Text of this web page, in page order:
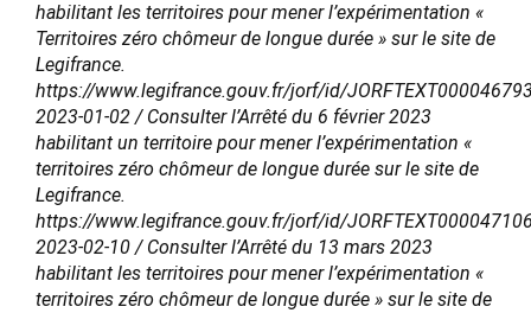
habilitant les territoires pour mener l’expérimentation «
Territoires zéro chômeur de longue durée » sur le site de
Legifrance.
https://www.legifrance.gouv.fr/jorf/id/
2023-01-02 / Consulter l’Arrêté du 6 février 2023
habilitant un territoire pour mener l’expérimentation «
territoires zéro chômeur de longue durée sur le site de
Legifrance.
https://www.legifrance.gouv.fr/jorf/id/
2023-02-10 / Consulter l’Arrêté du 13 mars 2023
habilitant les territoires pour mener l’expérimentation «
territoires zéro chômeur de longue durée » sur le site de